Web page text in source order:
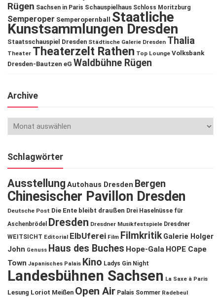
Rügen Sachsen in Paris Schauspielhaus Schloss Moritzburg
Semperoper Semperopernball Staatliche
Kunstsammlungen Dresden
Staatsschauspiel Dresden Städtische Galerie Dresden Thalia
Theater Theaterzelt Rathen Top Lounge Volksbank
Dresden-Bautzen eG Waldbühne Rügen
Archive
Schlagwörter
Ausstellung Autohaus Dresden Bergen
Chinesischer Pavillon Dresden
Deutsche Post Die Ente bleibt draußen Drei Haselnüsse für
Aschenbrödel
Dresden Dresdner Musikfestspiele Dresdner
WEITSICHT Editorial ElbUferei Film Filmkritik Galerie Holger
John Genuss Haus des Buches Hope-Gala HOPE Cape
Town Japanisches Palais Kino Ladys Gin Night
Landesbühnen Sachsen La Saxe à Paris
Lesung Loriot Meißen Open Air Palais Sommer Radebeul